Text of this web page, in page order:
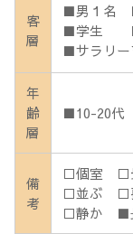
客
層
■男１名
■学生
■サラリー
年
齢
層
■10-20
備
考
□個室
□並ぶ □
□静か ■